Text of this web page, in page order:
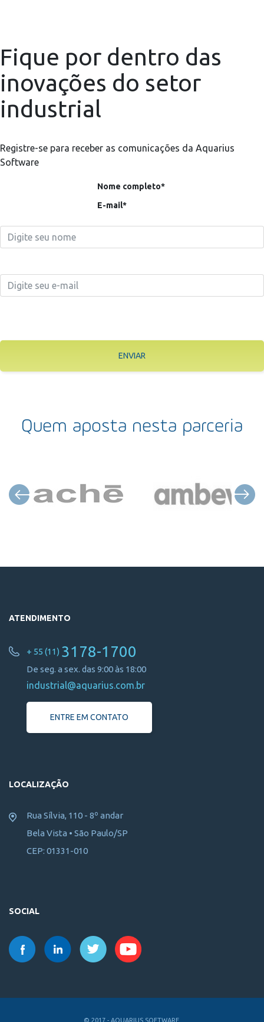
Fique por dentro das
inovações do setor
industrial
Registre-se para receber as comunicações da Aquarius
Software
Nome completo*
E-mail*
ENVIAR
Quem aposta nesta parceria
ATENDIMENTO
+ 55 (11) 3178-1700
De seg. a sex. das 9:00 às 18:00
industrial@aquarius.com.br
ENTRE EM CONTATO
LOCALIZAÇÃO
Rua Sílvia, 110 - 8º andar
Bela Vista • São Paulo/SP
CEP: 01331-010
SOCIAL
© 2017 - AQUARIUS SOFTWARE.